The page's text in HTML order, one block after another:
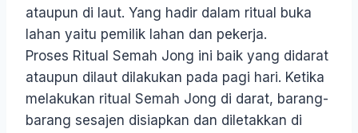
ataupun di laut. Yang hadir dalam ritual buka
lahan yaitu pemilik lahan dan pekerja.
Proses Ritual Semah Jong ini baik yang didarat
ataupun dilaut dilakukan pada pagi hari. Ketika
melakukan ritual Semah Jong di darat, barang-
barang sesajen disiapkan dan diletakkan di